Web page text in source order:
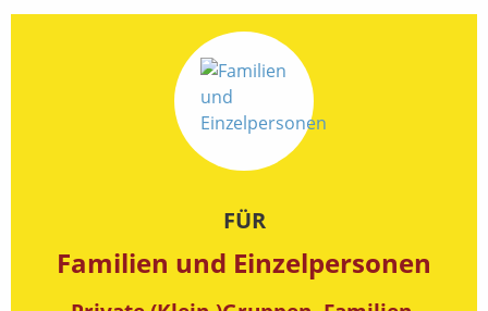
FÜR
Familien und Einzelpersonen